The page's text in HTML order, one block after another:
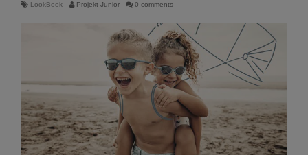
LookBook Projekt Junior 0 comments